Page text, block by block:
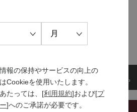
サイト
報の保持やサービスの向上の
Cookieを使用いたします。
たっては、[利用規約]および[プ
]へのご承諾が必要です。